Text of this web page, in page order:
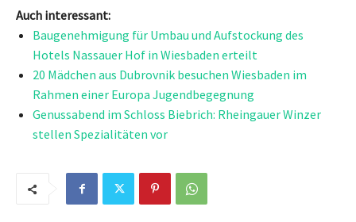
Auch interessant:
Baugenehmigung für Umbau und Aufstockung des
Hotels Nassauer Hof in Wiesbaden erteilt
20 Mädchen aus Dubrovnik besuchen Wiesbaden im
Rahmen einer Europa Jugendbegegnung
Genussabend im Schloss Biebrich: Rheingauer Winzer
stellen Spezialitäten vor